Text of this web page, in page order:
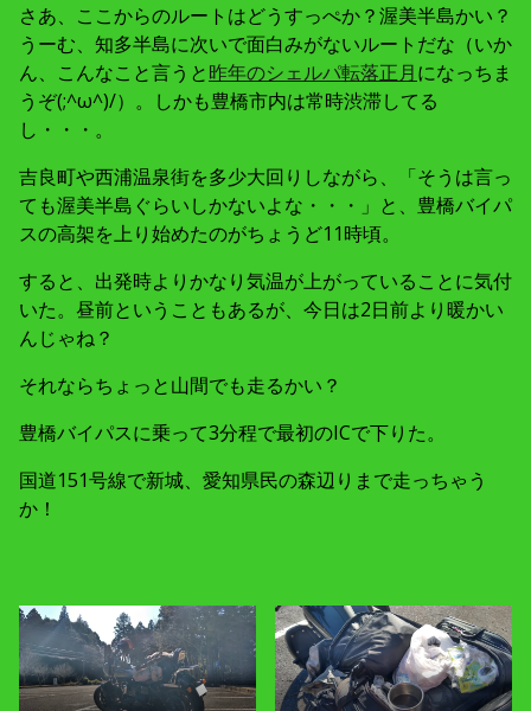
さあ、ここからのルートはどうすっぺか？渥美半島かい？
うーむ、知多半島に次いで面白みがないルートだな（いか
ん、こんなこと言うと昨年のシェルパ転落正月になっちま
うぞ(;^ω^)/）。しかも豊橋市内は常時渋滞してる
し・・・。
吉良町や西浦温泉街を多少大回りしながら、「そうは言っ
ても渥美半島ぐらいしかないよな・・・」と、豊橋バイパ
スの高架を上り始めたのがちょうど11時頃。
すると、出発時よりかなり気温が上がっていることに気付
いた。昼前ということもあるが、今日は2日前より暖かい
んじゃね？
それならちょっと山間でも走るかい？
豊橋バイパスに乗って3分程で最初のICで下りた。
国道151号線で新城、愛知県民の森辺りまで走っちゃう
か！